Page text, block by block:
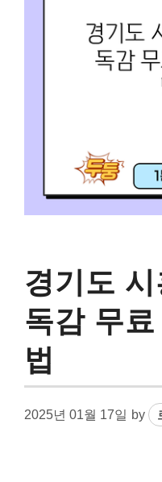
경기도
독감 무
법
2025년 01월 17일 by